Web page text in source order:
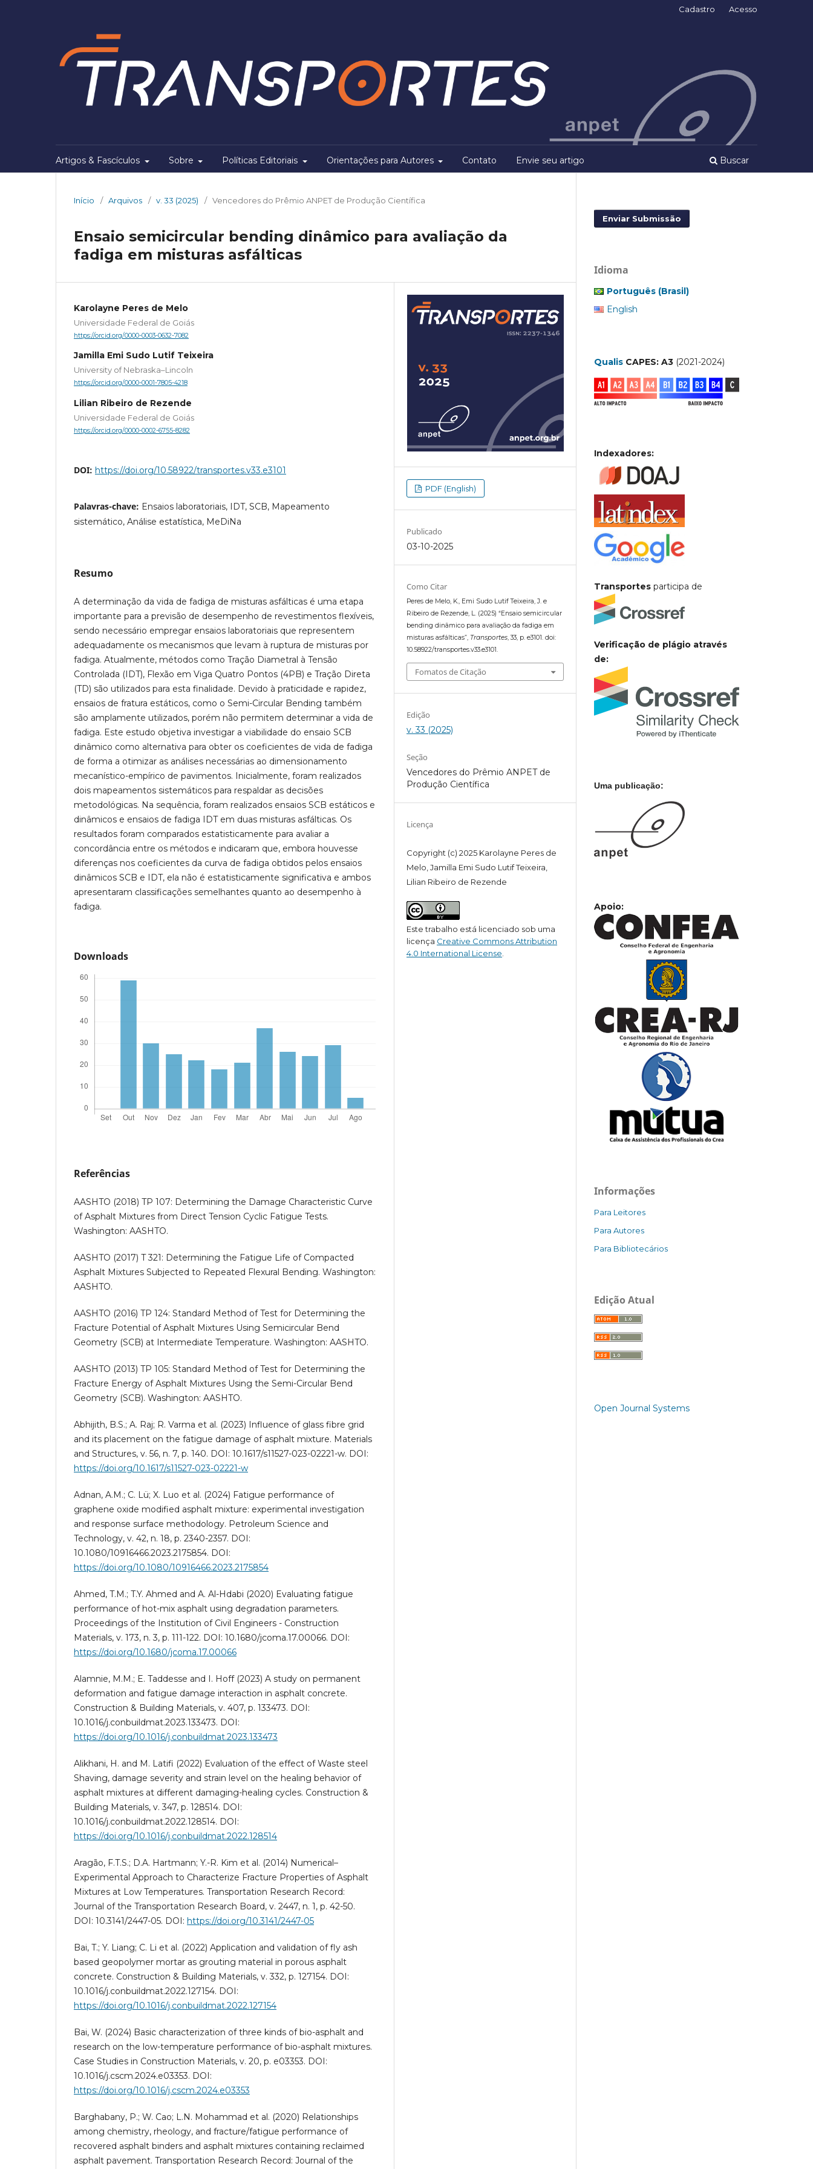
Artigos & Fascículos Sobre Políticas Editoriais Orientações para Autores Contato Envie seu artigo Buscar
Cadastro Acesso
Início / Arquivos / v. 33 (2025) / Vencedores do Prêmio ANPET de Produção Científica
Ensaio semicircular bending dinâmico para avaliação da
fadiga em misturas asfálticas
Karolayne Peres de Melo
Universidade Federal de Goiás
https://orcid.org/0000-0003-0632-7082
Jamilla Emi Sudo Lutif Teixeira
University of Nebraska–Lincoln
https://orcid.org/0000-0001-7805-4218
Lilian Ribeiro de Rezende
Universidade Federal de Goiás
https://orcid.org/0000-0002-6755-8282
DOI: https://doi.org/10.58922/transportes.v33.e3101
Palavras-chave: Ensaios laboratoriais, IDT, SCB, Mapeamento
sistemático, Análise estatística, MeDiNa
Resumo
A determinação da vida de fadiga de misturas asfálticas é uma etapa
importante para a previsão de desempenho de revestimentos flexíveis,
sendo necessário empregar ensaios laboratoriais que representem
adequadamente os mecanismos que levam à ruptura de misturas por
fadiga. Atualmente, métodos como Tração Diametral à Tensão
Controlada (IDT), Flexão em Viga Quatro Pontos (4PB) e Tração Direta
(TD) são utilizados para esta finalidade. Devido à praticidade e rapidez,
ensaios de fratura estáticos, como o Semi-Circular Bending também
são amplamente utilizados, porém não permitem determinar a vida de
fadiga. Este estudo objetiva investigar a viabilidade do ensaio SCB
dinâmico como alternativa para obter os coeficientes de vida de fadiga
de forma a otimizar as análises necessárias ao dimensionamento
mecanístico-empírico de pavimentos. Inicialmente, foram realizados
dois mapeamentos sistemáticos para respaldar as decisões
metodológicas. Na sequência, foram realizados ensaios SCB estáticos e
dinâmicos e ensaios de fadiga IDT em duas misturas asfálticas. Os
resultados foram comparados estatisticamente para avaliar a
concordância entre os métodos e indicaram que, embora houvesse
diferenças nos coeficientes da curva de fadiga obtidos pelos ensaios
dinâmicos SCB e IDT, ela não é estatisticamente significativa e ambos
apresentaram classificações semelhantes quanto ao desempenho à
fadiga.
Downloads
Referências
AASHTO (2018) TP 107: Determining the Damage Characteristic Curve
of Asphalt Mixtures from Direct Tension Cyclic Fatigue Tests.
Washington: AASHTO.
AASHTO (2017) T 321: Determining the Fatigue Life of Compacted
Asphalt Mixtures Subjected to Repeated Flexural Bending. Washington:
AASHTO.
AASHTO (2016) TP 124: Standard Method of Test for Determining the
Fracture Potential of Asphalt Mixtures Using Semicircular Bend
Geometry (SCB) at Intermediate Temperature. Washington: AASHTO.
AASHTO (2013) TP 105: Standard Method of Test for Determining the
Fracture Energy of Asphalt Mixtures Using the Semi-Circular Bend
Geometry (SCB). Washington: AASHTO.
Abhijith, B.S.; A. Raj; R. Varma et al. (2023) Influence of glass fibre grid
and its placement on the fatigue damage of asphalt mixture. Materials
and Structures, v. 56, n. 7, p. 140. DOI: 10.1617/s11527-023-02221-w. DOI:
https://doi.org/10.1617/s11527-023-02221-w
Adnan, A.M.; C. Lü; X. Luo et al. (2024) Fatigue performance of
graphene oxide modified asphalt mixture: experimental investigation
and response surface methodology. Petroleum Science and
Technology, v. 42, n. 18, p. 2340-2357. DOI:
10.1080/10916466.2023.2175854. DOI:
https://doi.org/10.1080/10916466.2023.2175854
Ahmed, T.M.; T.Y. Ahmed and A. Al-Hdabi (2020) Evaluating fatigue
performance of hot-mix asphalt using degradation parameters.
Proceedings of the Institution of Civil Engineers - Construction
Materials, v. 173, n. 3, p. 111-122. DOI: 10.1680/jcoma.17.00066. DOI:
https://doi.org/10.1680/jcoma.17.00066
Alamnie, M.M.; E. Taddesse and I. Hoff (2023) A study on permanent
deformation and fatigue damage interaction in asphalt concrete.
Construction & Building Materials, v. 407, p. 133473. DOI:
10.1016/j.conbuildmat.2023.133473. DOI:
https://doi.org/10.1016/j.conbuildmat.2023.133473
Alikhani, H. and M. Latifi (2022) Evaluation of the effect of Waste steel
Shaving, damage severity and strain level on the healing behavior of
asphalt mixtures at different damaging-healing cycles. Construction &
Building Materials, v. 347, p. 128514. DOI:
10.1016/j.conbuildmat.2022.128514. DOI:
https://doi.org/10.1016/j.conbuildmat.2022.128514
Aragão, F.T.S.; D.A. Hartmann; Y.-R. Kim et al. (2014) Numerical–
Experimental Approach to Characterize Fracture Properties of Asphalt
Mixtures at Low Temperatures. Transportation Research Record:
Journal of the Transportation Research Board, v. 2447, n. 1, p. 42-50.
DOI: 10.3141/2447-05. DOI: https://doi.org/10.3141/2447-05
Bai, T.; Y. Liang; C. Li et al. (2022) Application and validation of fly ash
based geopolymer mortar as grouting material in porous asphalt
concrete. Construction & Building Materials, v. 332, p. 127154. DOI:
10.1016/j.conbuildmat.2022.127154. DOI:
https://doi.org/10.1016/j.conbuildmat.2022.127154
Bai, W. (2024) Basic characterization of three kinds of bio-asphalt and
research on the low-temperature performance of bio-asphalt mixtures.
Case Studies in Construction Materials, v. 20, p. e03353. DOI:
10.1016/j.cscm.2024.e03353. DOI:
https://doi.org/10.1016/j.cscm.2024.e03353
Barghabany, P.; W. Cao; L.N. Mohammad et al. (2020) Relationships
among chemistry, rheology, and fracture/fatigue performance of
recovered asphalt binders and asphalt mixtures containing reclaimed
asphalt pavement. Transportation Research Record: Journal of the
PDF (English)
Publicado
03-10-2025
Como Citar
Peres de Melo, K., Emi Sudo Lutif Teixeira, J. e
Ribeiro de Rezende, L. (2025) “Ensaio semicircular
bending dinâmico para avaliação da fadiga em
misturas asfálticas”, Transportes, 33, p. e3101. doi:
10.58922/transportes.v33.e3101.
Fomatos de Citação
Edição
v. 33 (2025)
Seção
Vencedores do Prêmio ANPET de
Produção Científica
Licença
Copyright (c) 2025 Karolayne Peres de
Melo, Jamilla Emi Sudo Lutif Teixeira,
Lilian Ribeiro de Rezende
Este trabalho está licenciado sob uma
licença Creative Commons Attribution
4.0 International License
Enviar Submissão
Idioma
Português (Brasil)
English
Qualis CAPES: A3 (2021-2024)
Indexadores:
Transportes participa de
Verificação de plágio através
de:
Uma publicação:
Apoio:
Informações
Para Leitores
Para Autores
Para Bibliotecários
Edição Atual
Open Journal Systems